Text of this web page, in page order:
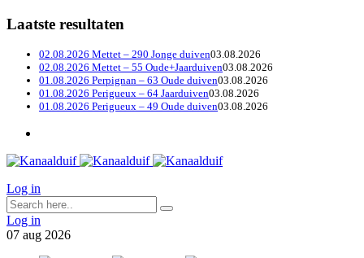
Laatste resultaten
02.08.2026 Mettet – 290 Jonge duiven03.08.2026
02.08.2026 Mettet – 55 Oude+Jaarduiven03.08.2026
01.08.2026 Perpignan – 63 Oude duiven03.08.2026
01.08.2026 Perigueux – 64 Jaarduiven03.08.2026
01.08.2026 Perigueux – 49 Oude duiven03.08.2026
Log in
Log in
07 aug 2026